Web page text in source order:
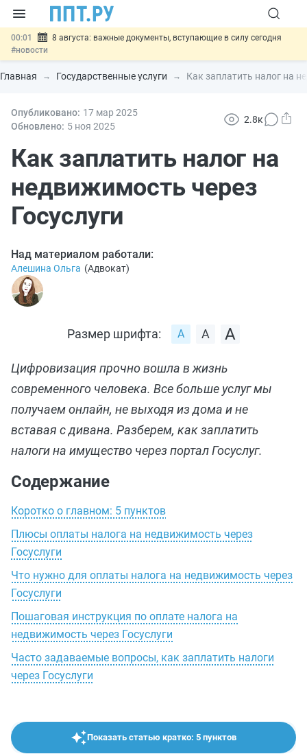
00:01
8 августа: важные документы, вступающие в силу сегодня
#новости
07.08 Подписан закон о блокировке продажи опасных товаров через
«Честный знак»#новости
07.08 Госпошлину за устранение ошибок в документах предлагают
отменить#новости
отношений
Главная Государственные услуги Как заплатить налог на
Опубликовано: 17 мар 2025
Обновлено: 5 ноя 2025
2.8к
Как заплатить налог на
недвижимость через
Госуслуги
Над материалом работали:
Алешина Ольга (Адвокат)
Размер шрифта:
Цифровизация прочно вошла в жизнь
современного человека. Все больше услуг мы
получаем онлайн, не выходя из дома и не
вставая с дивана. Разберем, как заплатить
налоги на имущество через портал Госуслуг.
Содержание
Коротко о главном: 5 пунктов
Плюсы оплаты налога на недвижимость через
Госуслуги
Что нужно для оплаты налога на недвижимость через
Госуслуги
Пошаговая инструкция по оплате налога на
недвижимость через Госуслуги
Часто задаваемые вопросы, как заплатить налоги
через Госуслуги
Показать статью кратко: 5 пунктов